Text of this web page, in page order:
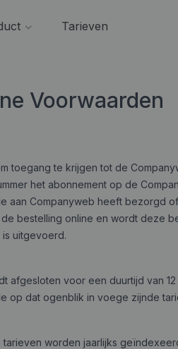
Tarieven
Voorwaarden
toegang te krijgen tot de
het abonnement op de
aan Companyweb heeft bezorgd
de bestelling online en wordt deze
uitgevoerd.
afgesloten voor een duurtijd van
op dat ogenblik in voege zijnde
tarieven worden jaarlijks